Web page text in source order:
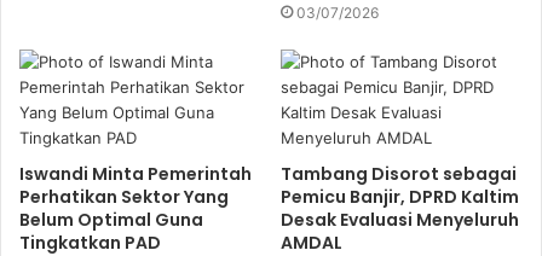
03/07/2026
Iswandi Minta Pemerintah
Perhatikan Sektor Yang
Belum Optimal Guna
Tingkatkan PAD
Tambang Disorot sebagai
Pemicu Banjir, DPRD Kaltim
Desak Evaluasi Menyeluruh
AMDAL